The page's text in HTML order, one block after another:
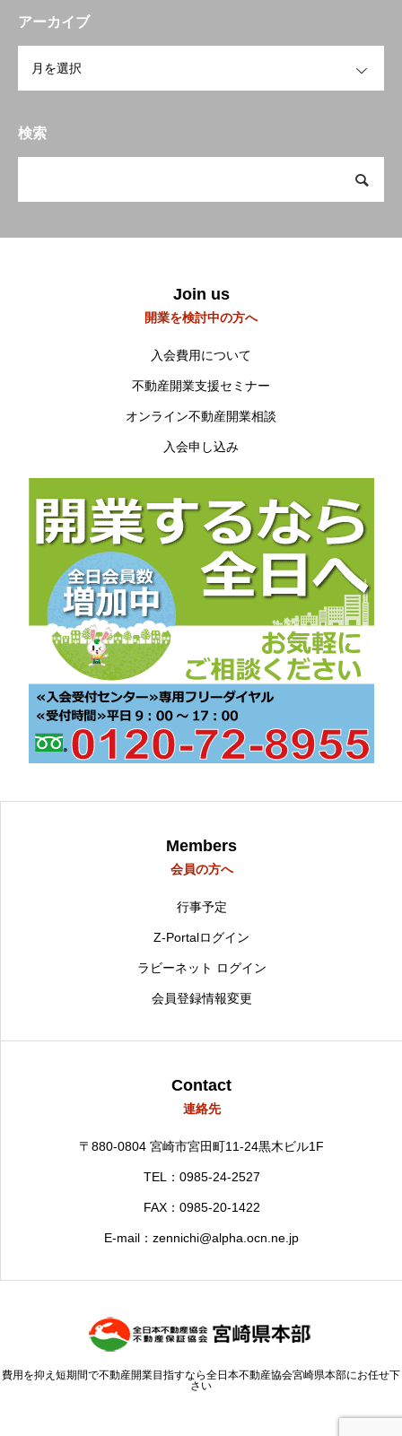
会員の方へ
研修会・講習会など Workshop
宮崎の物件検索
アーカイブ
検索
Join us
開業を検討中の方へ
入会費用について
不動産開業支援セミナー
オンライン不動産開業相談
入会申し込み
Members
会員の方へ
行事予定
Z-Portalログイン
ラビーネット ログイン
会員登録情報変更
Contact
連絡先
〒880-0804 宮崎市宮田町11-24黒木ビル1F
TEL：0985-24-2527
FAX：0985-20-1422
E-mail：zennichi@alpha.ocn.ne.jp
費用を抑え短期間で不動産開業目指すなら全日本不動産協会宮崎県本部にお任せ下
さい